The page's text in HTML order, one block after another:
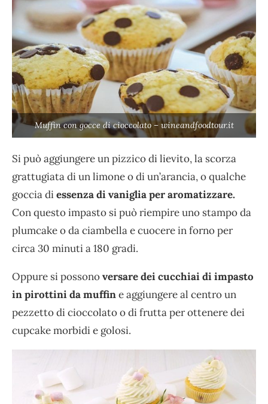
Muffin con gocce di cioccolato – wineandfoodtour.it
Si può aggiungere un pizzico di lievito, la scorza
grattugiata di un limone o di un’arancia, o qualche
goccia diessenza di vaniglia per aromatizzare.
Con questo impasto si può riempire uno stampo da
plumcake o da ciambella e cuocere in forno per
circa 30 minuti a 180 gradi.
Oppure si possonoversare dei cucchiai di impasto
in pirottini da muffine aggiungere al centro un
pezzetto di cioccolato o di frutta per ottenere dei
cupcake morbidi e golosi.